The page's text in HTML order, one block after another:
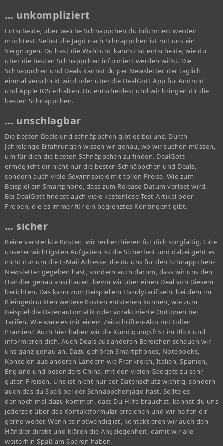
… unkompliziert
Entscheide, über welche Schnäppchen du informiert werden
möchtest. Selbst die Jagd nach Schnäppchen ist mit uns ein
Vergnügen. Du hast die Wahl und kannst so entscheide, wie du
über die besten Schnäppchen informiert werden willst. Die
Schnäppchen und Deals kannst du per Newsletter, der täglich
einmal verschickt wird oder über die DealGott App für Android
und Apple IOS erhalten. Du entscheidest und wir bringen dir die
besten Schnäppchen.
… unschlagbar
Die besten Deals und schnäppchen gibt es bei uns. Durch
Jahrelange Erfahrungen wissen wir genau, wo wir suchen müssen,
um für dich die besten Schnäppchen zu finden. DealGott
ermöglicht dir nicht nur die besten Schnäppchen und Deals,
sondern auch viele Gewinnspiele mit tollen Preise. Wie zum
Beispiel ein Smartphone, dass zum Release-Datum verlost wird.
Bei DealGott findest auch viele kostenlose Test-Artikel oder
Proben, die es immer für ein begrenztes Kontingent gibt.
… sicher
Keine versteckte Kosten, wir recherchieren für dich sorgfältig. Eine
unserer wichtigsten Aufgaben ist die Sicherheit und dabei geht es
nicht nur um die E-Mail Adresse, die du uns für den Schnäppchen-
Newsletter gegeben hast, sondern auch darum, dass wir uns den
Händler genau anschauen, bevor wir über einen Deal von Diesem
berichten. Das kann zum Beispiel ein Handytarif sein, bei dem im
Kleingedruckten weitere Kosten entstehen können, wie zum
Beispiel die Datenautomatik oder voraktivierte Optionen bei
Tarifen. Wie wäre es mit einem Zeitschriften-Abo mit tollen
Prämien? Auch hier haben wir die Kündigungsfrist im Blick und
informieren dich. Auch Deals aus anderen Bereichen schauen wir
uns ganz genau an. Dazu gehören Smartphones, Notebooks,
Konsolen aus anderen Ländern wie Frankreich, Italien, Spanien,
England und besonders China, mit den vielen Gadgets zu sehr
guten Preisen. Uns ist nicht nur der Datenschutz wichtig, sondern
auch das du Spaß bei der Schnäppchenjagd hast. Sollte es
dennoch mal dazu kommen, dass Du Hilfe brauchst, kannst du uns
jederzeit über das Kontaktformular erreichen und wir helfen dir
gerne weiter. Wenn es notwendig ist, kontaktieren wir auch den
Händler direkt und klären die Angelegenheit, damit wir alle
weiterhin Spaß am Sparen haben.